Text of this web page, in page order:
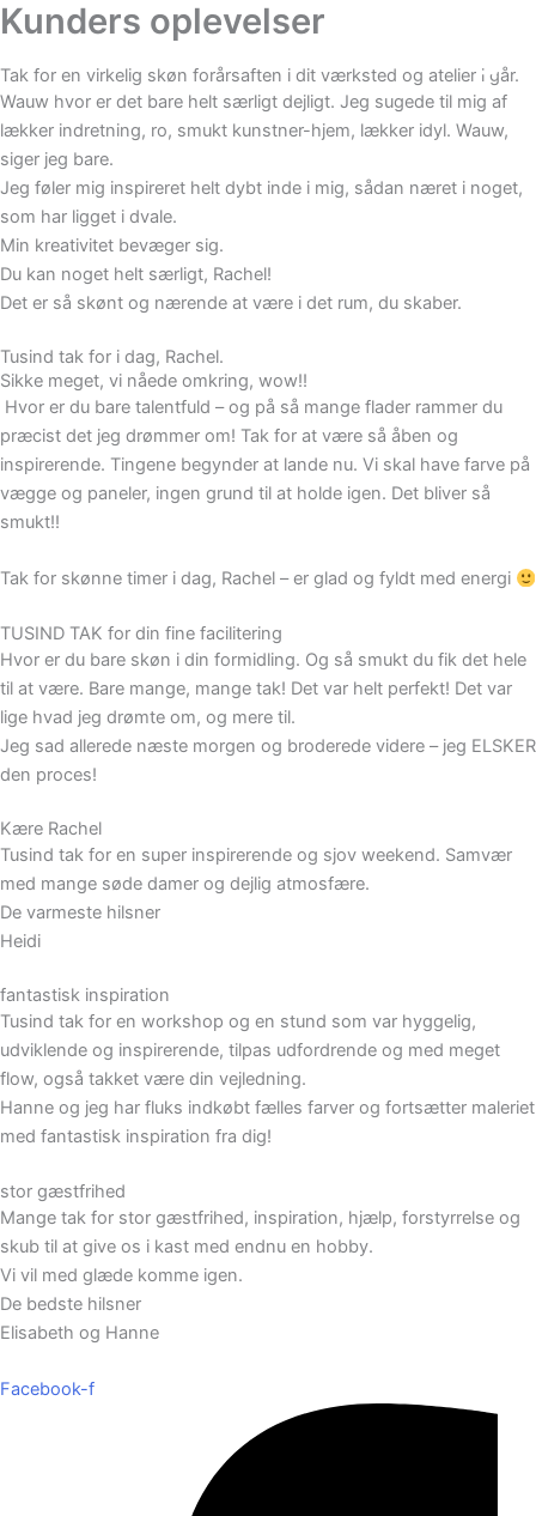
Gå
indholdet
Kunders oplevelser
Tak for en virkelig skøn forårsaften i dit værksted og atelier i går.
Wauw hvor er det bare helt særligt dejligt. Jeg sugede til mig af
lækker indretning, ro, smukt kunstner-hjem, lækker idyl. Wauw,
siger jeg bare.
Jeg føler mig inspireret helt dybt inde i mig, sådan næret i noget,
som har ligget i dvale.
Min kreativitet bevæger sig.
Du kan noget helt særligt, Rachel!
Det er så skønt og nærende at være i det rum, du skaber.
Tusind tak for i dag, Rachel.
Sikke meget, vi nåede omkring, wow!!
Hvor er du bare talentfuld – og på så mange flader rammer du
præcist det jeg drømmer om! Tak for at være så åben og
inspirerende. Tingene begynder at lande nu. Vi skal have farve på
vægge og paneler, ingen grund til at holde igen. Det bliver så
smukt!!
Tak for skønne timer i dag, Rachel – er glad og fyldt med energi
TUSIND TAK for din fine facilitering
Hvor er du bare skøn i din formidling. Og så smukt du fik det hele
til at være. Bare mange, mange tak! Det var helt perfekt! Det var
lige hvad jeg drømte om, og mere til.
Jeg sad allerede næste morgen og broderede videre – jeg ELSKER
den proces!
Kære Rachel
Tusind tak for en super inspirerende og sjov weekend. Samvær
med mange søde damer og dejlig atmosfære.
De varmeste hilsner
Heidi
fantastisk inspiration
Tusind tak for en workshop og en stund som var hyggelig,
udviklende og inspirerende, tilpas udfordrende og med meget
flow, også takket være din vejledning.
Hanne og jeg har fluks indkøbt fælles farver og fortsætter maleriet
med fantastisk inspiration fra dig!
stor gæstfrihed
Mange tak for stor gæstfrihed, inspiration, hjælp, forstyrrelse og
skub til at give os i kast med endnu en hobby.
Vi vil med glæde komme igen.
De bedste hilsner
Elisabeth og Hanne
Facebook-f